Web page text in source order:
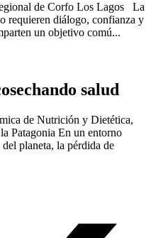
de Corfo Los Lagos La
requieren diálogo, confianza y
un objetivo comú...
salud
de Nutrición y Dietética,
Patagonia En un entorno
planeta, la pérdida de